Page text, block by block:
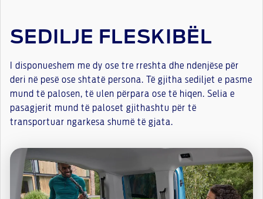
SEDILJE FLESKIBËL
I disponueshem me dy ose tre rreshta dhe ndenjëse për
deri në pesë ose shtatë persona. Të gjitha sediljet e pasme
mund të palosen, të ulen përpara ose të hiqen. Selia e
pasagjerit mund të paloset gjithashtu për të
transportuar ngarkesa shumë të gjata.